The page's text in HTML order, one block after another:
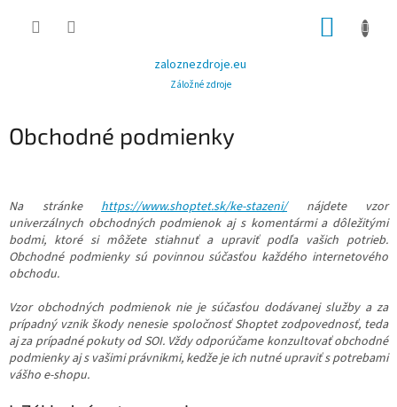
zaloznezdroje.eu
Záložné zdroje
Obchodné podmienky
Na stránke https://www.shoptet.sk/ke-stazeni/nájdete vzor
univerzálnych obchodných podmienok aj s komentármi a dôležitými
bodmi, ktoré si môžete stiahnuť a upraviť podľa vašich potrieb.
Obchodné podmienky sú povinnou súčasťou každého internetového
obchodu.
Vzor obchodných podmienok nie je súčasťou dodávanej služby a za
prípadný vznik škody nenesie spoločnosť Shoptet zodpovednosť, teda
aj za prípadné pokuty od SOI. Vždy odporúčame konzultovať obchodné
podmienky aj s vašimi právnikmi, kedže je ich nutné upraviť s potrebami
vášho e-shopu.